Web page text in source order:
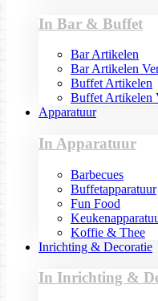
In Bar & Buffet
Bar Artikelen
Bar Artikelen
Buffet Artikelen
Buffet Artikelen
Apparatuur
In Apparatuur
Barbecues
Buffetapparatuur
Fun Food
Koffie & Thee
Inrichting & Decoratie
In Inrichting &